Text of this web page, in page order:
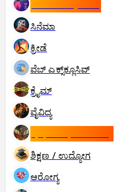
ಸಿನೆಮಾ
ಕ್ರೀಡೆ
ವೆಬ್ ಎಕ್ಸ್‌ಕ್ಲೂಸಿವ್
ಕ್ರೈಮ್
ವೈವಿಧ್ಯ
ಶಿಕ್ಷಣ / ಉದ್ಯೋಗ
ಆರೋಗ್ಯ